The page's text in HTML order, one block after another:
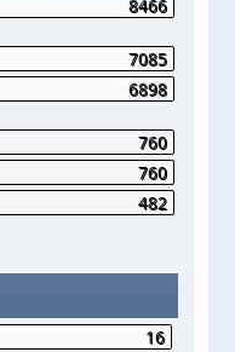
8466
7085
6898
760
760
482
16